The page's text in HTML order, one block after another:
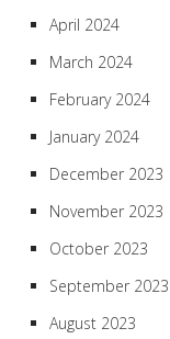
April 2024
March 2024
February 2024
January 2024
December 2023
November 2023
October 2023
September 2023
August 2023